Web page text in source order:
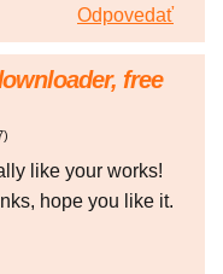
Odpovedať
free
)
like your works!
hope you like it.